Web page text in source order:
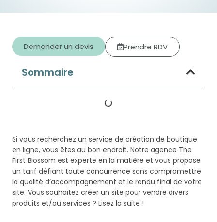
Demander un devis Prendre RDV
Sommaire
Si vous recherchez un service de création de boutique
en ligne, vous êtes au bon endroit. Notre agence The
First Blossom est experte en la matière et vous propose
un tarif défiant toute concurrence sans compromettre
la qualité d’accompagnement et le rendu final de votre
site. Vous souhaitez créer un site pour vendre divers
produits et/ou services ? Lisez la suite !